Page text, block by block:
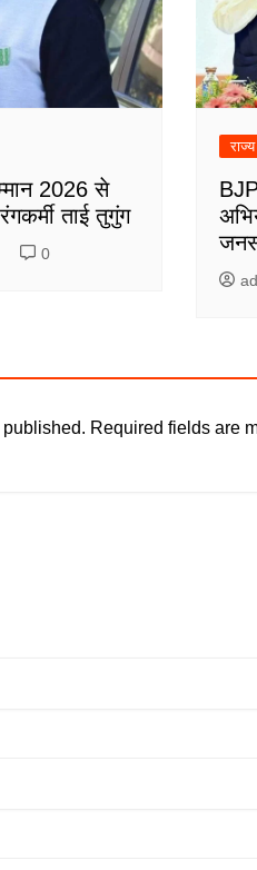
2026 से
ताई तुगुंग
0
राज्य
Required fields are